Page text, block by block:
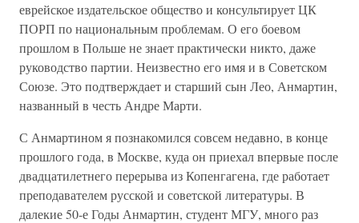
еврейское издательское общество и консультирует ЦК
ПОРП по национальным проблемам. О его боевом
прошлом в Польше не знает практически никто, даже
руководство партии. Неизвестно его имя и в Советском
Союзе. Это подтверждает и старший сын Лео, Анмартин,
названный в честь Андре Марти.
С Анмартином я познакомился совсем недавно, в конце
прошлого года, в Москве, куда он приехал впервые после
двадцатилетнего перерыва из Копенгагена, где работает
преподавателем русской и советской литературы. В
далекие 50-е Годы Анмартин, студент МГУ, много раз